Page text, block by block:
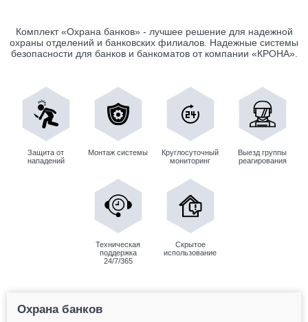
Комплект «Охрана банков» - лучшее решение для надежной
охраны отделений и банковских филиалов. Надежные системы
безопасности для банков и банкоматов от компании «КРОНА».
Защита от
нападений
Монтаж системы
Круглосуточный
мониторинг
Выезд группы
реагирования
Техническая
поддержка
24/7/365
Скрытое
использование
Охрана банков